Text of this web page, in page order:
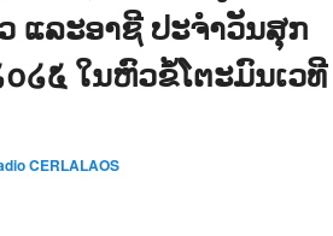
ແລະອາຊີ ປະຈຳວັນສຸກ
໒໕ ໃນຫົວຂໍ້ໂຕະມົນເວທີ
CERLALAOS